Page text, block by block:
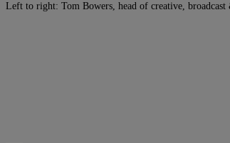
Left to right: Tom Bowers, head of creative,